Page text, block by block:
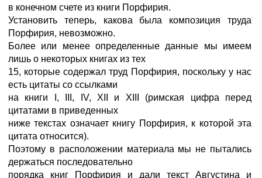
в конечном счете из книги Порфирия.
Установить теперь, какова была композиция труда
Порфирия, невозможно.
Более или менее определенные данные мы имеем
лишь о некоторых книгах из тех
15, которые содержал труд Порфирия, поскольку у нас
есть цитаты со ссылками
на книги I, III, IV, XII и XIII (римская цифра перед
цитатами в приведенных
ниже текстах означает книгу Порфирия, к которой эта
цитата относится).
Поэтому в расположении материала мы не пытались
держаться последовательно
порядка книг Порфирия и дали текст Августина и